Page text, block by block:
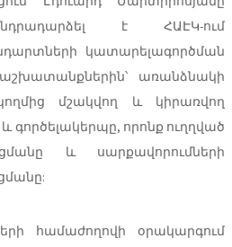
է ՀԱԷԿ-ում
կատարելագործման
առանձնակի
մշակվող և կիրառվող
որոնք ուղղված
և սարքավորումների
համաժողովի օրակարգում